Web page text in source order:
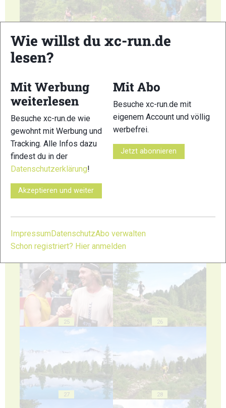
19 20
23
25 26
27 28
Wie willst du xc-run.de
lesen?
Mit Werbung
weiterlesen
Besuche xc-run.de wie
gewohnt mit Werbung und
Tracking. Alle Infos dazu
findest du in der
Datenschutzerklärung!
Akzeptieren und weiter
Mit Abo
Besuche xc-run.de mit
eigenem Account und völlig
werbefrei.
Jetzt abonnieren
Impressum DatenschutzAbo verwalten
Schon registriert? Hier anmelden